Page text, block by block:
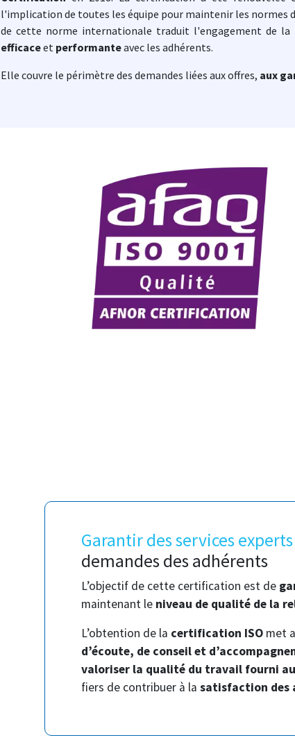
Mutuelle Prévoyance - Actif du
Une solution prévoyance complète,
en cas de coup dur.
Mutuelle Santé & Prévoyance - Police
Une couverture santé et prévoyance
police municipale.
→ Découvrir toutes les offres Profession
→ Découvrir toutes les offres
Prévention - Liberté Sénior
La Prévention pour les seniors, au coeur
→ Découvrir toutes les offres Retraité
→ Découvrir toutes les offres Jeunes
l'implication de toutes les équipe pour maintenir les normes
de cette norme internationale traduit l'engagement de la
efficaceet performanteavec les adhérents.
Elle couvre le périmètre des demandes liées aux offres, aux
Garantir des services experts
demandes des adhérents
L’objectif de cette certification est de
maintenant le niveau de qualité de la
L’obtention de la certification ISO met
d’écoute, de conseil et
valoriser la qualité du travail fourni
fiers de contribuer à la satisfaction des